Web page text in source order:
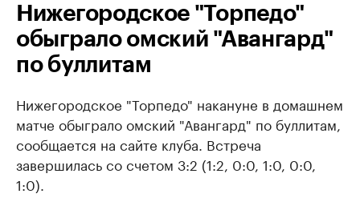
Нижегородское "Торпедо"
обыграло омский "Авангард"
по буллитам
Нижегородское "Торпедо" накануне в домашнем
матче обыграло омский "Авангард" по буллитам,
сообщается на сайте клуба. Встреча
завершилась со счетом 3:2 (1:2, 0:0, 1:0, 0:0,
1:0).